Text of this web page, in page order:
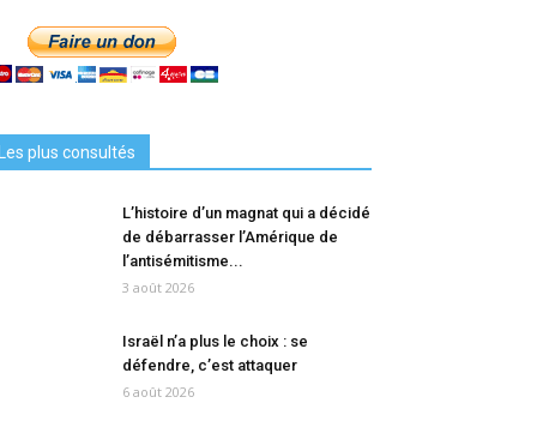
Les plus consultés
L’histoire d’un magnat qui a décidé
de débarrasser l’Amérique de
l’antisémitisme...
3 août 2026
Israël n’a plus le choix : se
défendre, c’est attaquer
6 août 2026